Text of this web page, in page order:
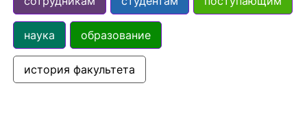
наука образование
история факультета